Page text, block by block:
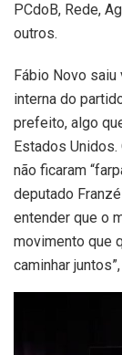
PCdoB, Rede,
outros.
Fábio Novo
interna do
prefeito, algo
Estados
não ficaram
deputado
entender que o
movimento que
caminhar